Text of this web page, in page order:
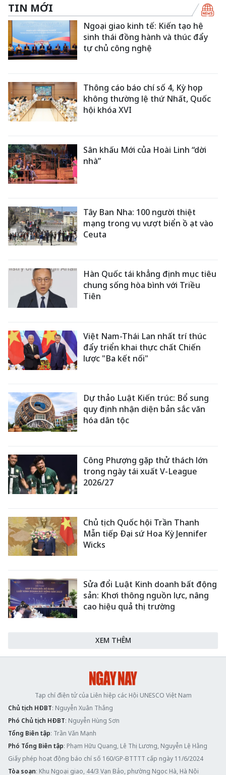
TIN MỚI
Ngoại giao kinh tế: Kiến tạo hệ
sinh thái đồng hành và thúc đẩy
tự chủ công nghệ
Thông cáo báo chí số 4, Kỳ họp
không thường lệ thứ Nhất, Quốc
hội khóa XVI
Sân khấu Mới của Hoài Linh “dời
nhà”
Tây Ban Nha: 100 người thiệt
mạng trong vụ vượt biển ồ ạt vào
Ceuta
Hàn Quốc tái khẳng định mục tiêu
chung sống hòa bình với Triều
Tiên
Việt Nam-Thái Lan nhất trí thúc
đẩy triển khai thực chất Chiến
lược "Ba kết nối"
Dự thảo Luật Kiến trúc: Bổ sung
quy định nhận diện bản sắc văn
hóa dân tộc
Công Phượng gặp thử thách lớn
trong ngày tái xuất V-League
2026/27
Chủ tịch Quốc hội Trần Thanh
Mẫn tiếp Đại sứ Hoa Kỳ Jennifer
Wicks
Sửa đổi Luật Kinh doanh bất động
sản: Khơi thông nguồn lực, nâng
cao hiệu quả thị trường
XEM THÊM
Tạp chí điện tử của Liên hiệp các Hội UNESCO Việt Nam
Chủ tịch HĐBT: Nguyễn Xuân Thắng
Phó Chủ tịch HĐBT: Nguyễn Hùng Sơn
Tổng Biên tập: Trần Văn Mạnh
Phó Tổng Biên tập: Phạm Hữu Quang, Lê Thị Lương, Nguyễn Lệ Hằng
Giấy phép hoạt động báo chí số 160/GP-BTTTT cấp ngày 11/6/2024
Tòa soạn: Khu Ngoại giao, 44/3 Vạn Bảo, phường Ngọc Hà, Hà Nội